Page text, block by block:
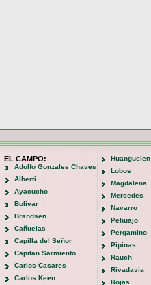
EL CAMPO:
Adolfo Gonzales Chaves
Alberti
Ayacucho
Bolivar
Brandsen
Cañuelas
Capilla del Señor
Capitan Sarmiento
Carlos Casares
Carlos Keen
Huanguelen
Lobos
Magdalena
Mercedes
Navarro
Pehuajo
Pergamino
Pipinas
Rauch
Rivadavia
Rojas